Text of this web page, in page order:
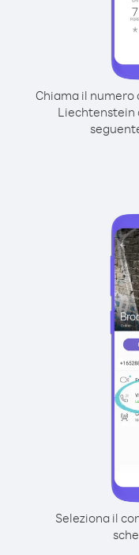
Chiama il numero
Liechtenstein
Seleziona il